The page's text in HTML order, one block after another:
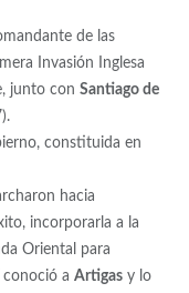
de las
Invasión Inglesa
junto con Santiago de
constituida en
hacia
incorporarla a la
Oriental para
conoció a Artigasy lo